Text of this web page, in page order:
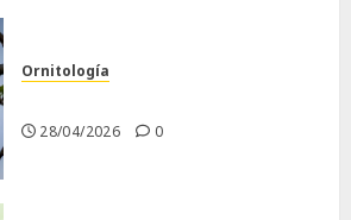
Ornitología
28/04/2026 0